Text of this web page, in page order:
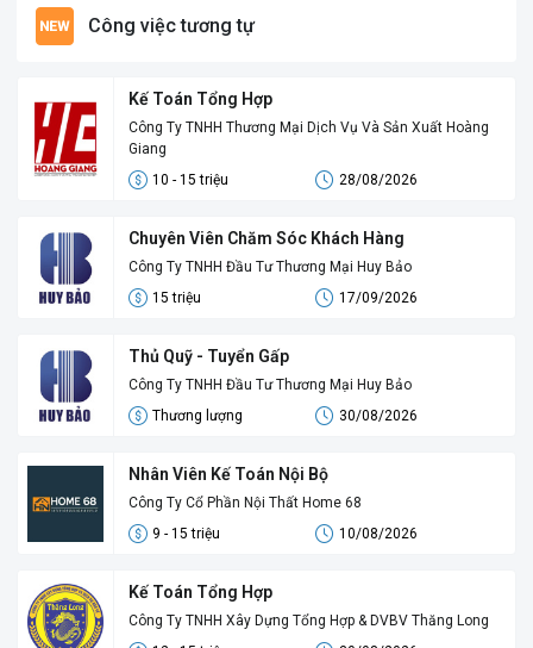
Công việc tương tự
Kế Toán Tổng Hợp
Công Ty TNHH Thương Mại Dịch Vụ Và Sản Xuất Hoàng
Giang
10 - 15 triệu
28/08/2026
Chuyên Viên Chăm Sóc Khách Hàng
Công Ty TNHH Đầu Tư Thương Mại Huy Bảo
15 triệu
17/09/2026
Thủ Quỹ - Tuyển Gấp
Công Ty TNHH Đầu Tư Thương Mại Huy Bảo
Thương lượng
30/08/2026
Nhân Viên Kế Toán Nội Bộ
Công Ty Cổ Phần Nội Thất Home 68
9 - 15 triệu
10/08/2026
Kế Toán Tổng Hợp
Công Ty TNHH Xây Dựng Tổng Hợp & DVBV Thăng Long